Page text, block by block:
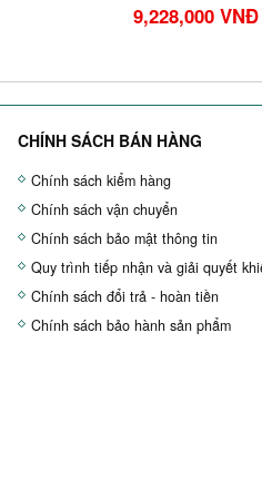
9,228,000 VNĐ
CHÍNH SÁCH BÁN HÀNG
Chính sách kiểm hàng
Chính sách vận chuyển
Chính sách bảo mật thông tin
Quy trình tiếp nhận và giải quyết
Chính sách đổi trả - hoàn tiền
Chính sách bảo hành sản phẩm